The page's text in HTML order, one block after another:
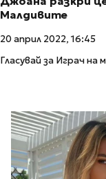
Малдивите
20 април 2022, 16:45
Гласувай за Играч